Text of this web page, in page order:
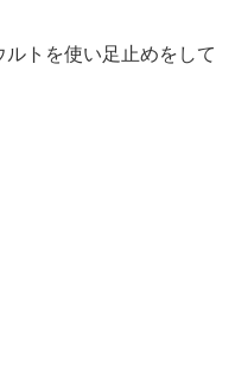
トを使い足止めをして